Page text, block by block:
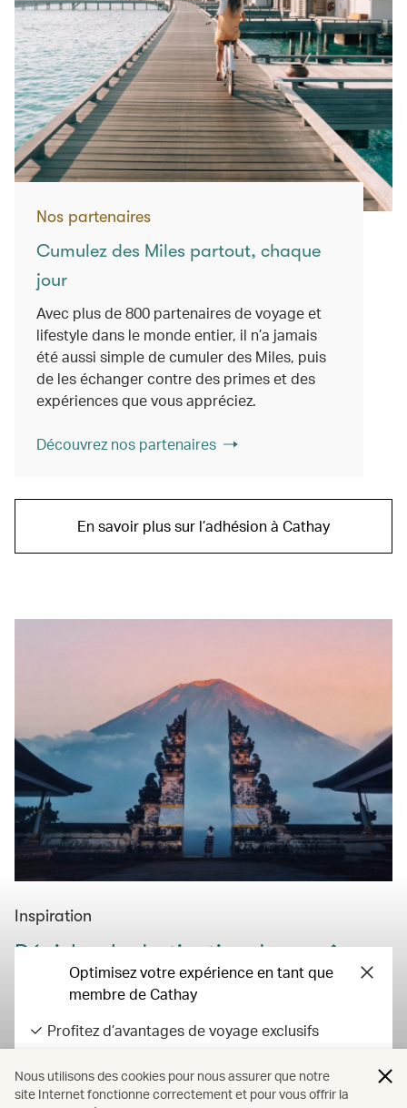
Nos partenaires
Cumulez des Miles partout, chaque
jour
Avec plus de 800 partenaires de voyage et
lifestyle dans le monde entier, il n’a jamais
été aussi simple de cumuler des Miles, puis
de les échanger contre des primes et des
expériences que vous appréciez.
Découvrez nos partenaires
En savoir plus sur l’adhésion à Cathay
Inspiration
Dénichez la destination de vos rêves
Trouvez l’inspiration dans nos guides de voyage ou en
consultant nos conseils et idées, puis commencez à
planifier votre prochaine escapade dès aujourd’hui.
En savoir plus
Optimisez votre expérience en tant que
membre de Cathay
Profitez d’avantages de voyage exclusifs
Gagnez des Asia Miles sur vos dépenses
quotidiennes
Nous utilisons des cookies pour nous assurer que notre
site Internet fonctionne correctement et pour vous offrir la